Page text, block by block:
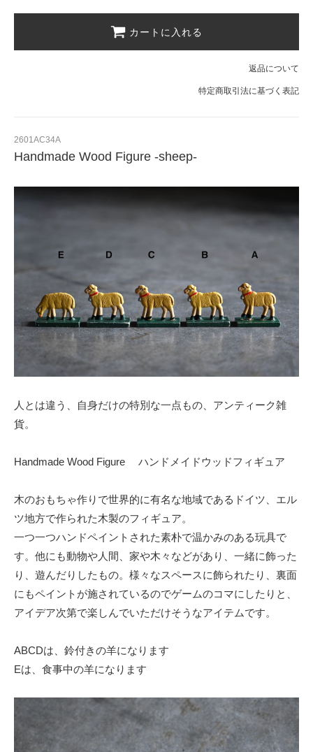
カートに入れる
返品について
特定商取引法に基づく表記
2601AC34A
Handmade Wood Figure -sheep-
人とは違う、自身だけの特別な一点もの、アンティーク雑
貨。
Handmade Wood Figure ハンドメイドウッドフィギュア
木のおもちゃ作りで世界的に有名な地域であるドイツ、エル
ツ地方で作られた木製のフィギュア。
一つ一つハンドペイントされた素朴で温かみのある玩具で
す。他にも動物や人間、家や木々などがあり、一緒に飾った
り、遊んだりしたもの。様々なスペースに飾られたり、裏面
にもペイントが施されているのでゲームのコマにしたりと、
アイデア次第で楽しんでいただけそうなアイテムです。
ABCDは、鈴付きの羊になります
Eは、食事中の羊になります